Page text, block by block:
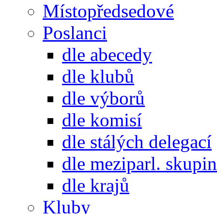
Místopředsedové
Poslanci
dle abecedy
dle klubů
dle výborů
dle komisí
dle stálých delegací
dle meziparl. skupin
dle krajů
Kluby